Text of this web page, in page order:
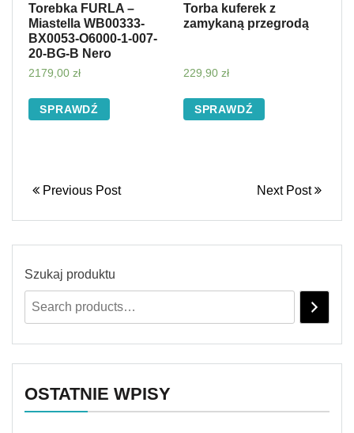
Torebka FURLA –
Miastella WB00333-
BX0053-O6000-1-007-
20-BG-B Nero
2179,00 zł
SPRAWDŹ
Torba kuferek z
zamykaną przegrodą
229,90 zł
SPRAWDŹ
Previous Post Next Post
Szukaj produktu
OSTATNIE WPISY